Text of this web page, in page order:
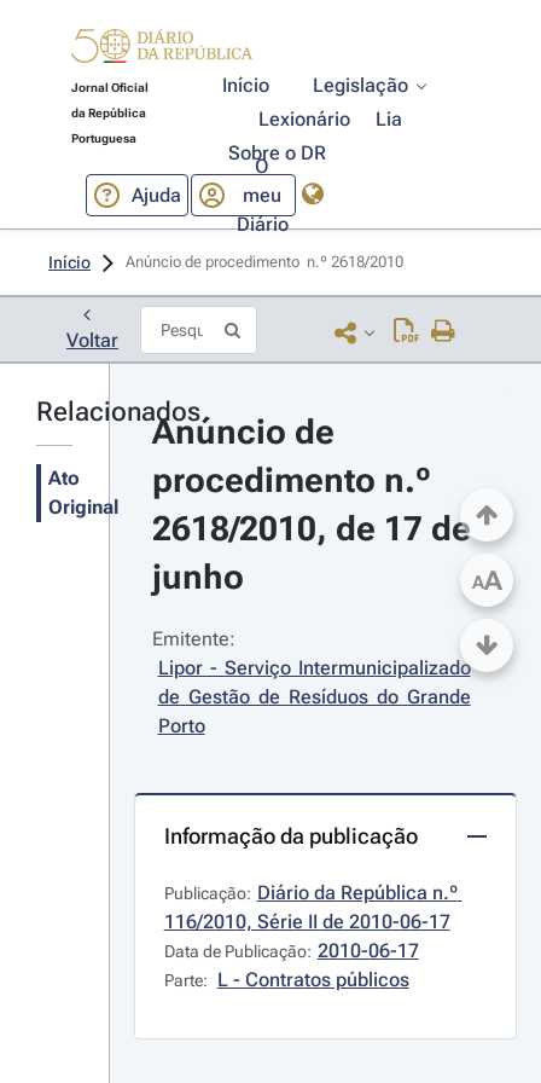
Jornal Oficial
da República
Portuguesa
Início
Legislação
Lexionário
Lia
Sobre o DR
Ajuda
O
meu
Diário
Início Anúncio de procedimento  n.º 2618/2010
Voltar
Relacionados
Ato
Original
Anúncio de
procedimento n.º
2618/2010, de 17 de
junho
Emitente:
Lipor - Serviço Intermunicipalizado
de Gestão de Resíduos do Grande
Porto
Informação da publicação
Publicação: Diário da República n.º
116/2010, Série II de 2010-06-17
Data de Publicação: 2010-06-17
Parte: L - Contratos públicos
AA